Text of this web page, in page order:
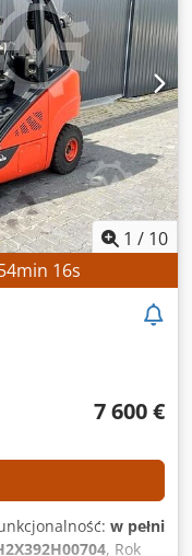
1 / 10
min 14s
7 600 €
w pełni
, Rok